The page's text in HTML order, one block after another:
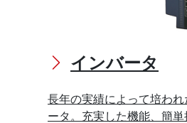
インバータ
長年の実績によって培わ
ータ。充実した機能、簡単